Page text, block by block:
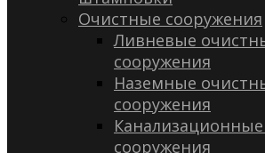
Очистные сооружения
Ливневые
сооружения
Наземные
сооружения
сооружения